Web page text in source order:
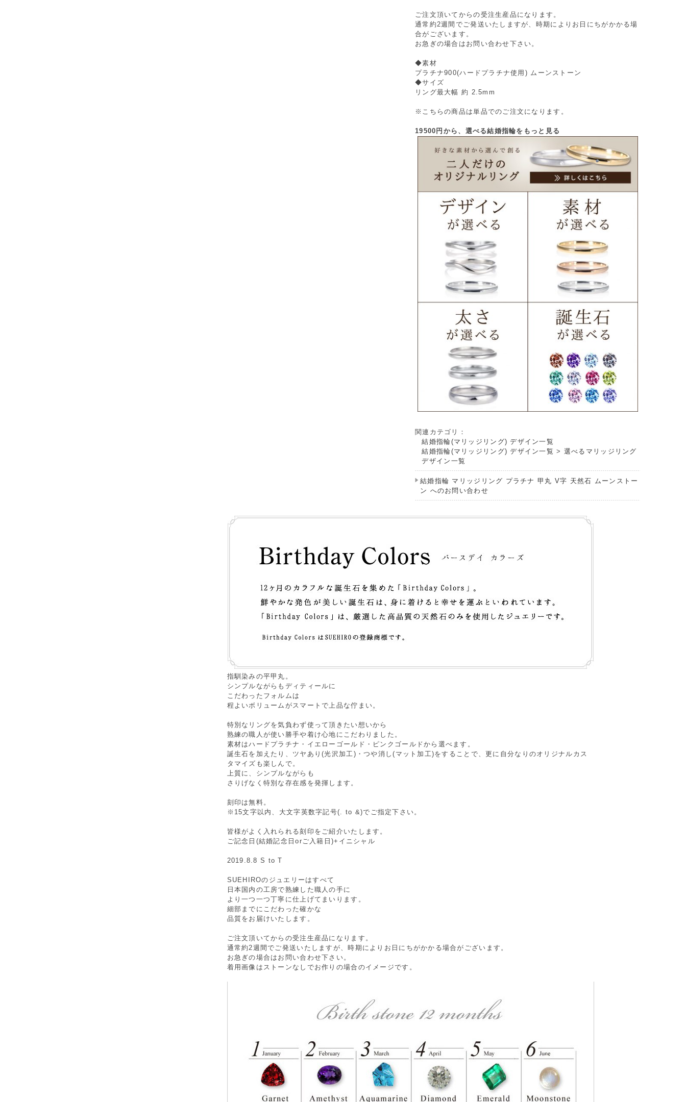
ご注文頂いてからの受注生産品になります。
通常約2週間でご発送いたしますが、時期によりお日にちがかかる場
合がございます。
お急ぎの場合はお問い合わせ下さい。
◆素材
プラチナ900(ハードプラチナ使用) ムーンストーン
◆サイズ
リング最大幅 約 2.5mm
※こちらの商品は単品でのご注文になります。
19500円から、選べる結婚指輪をもっと見る
関連カテゴリ：
結婚指輪(マリッジリング) デザイン一覧
結婚指輪(マリッジリング) デザイン一覧 > 選べるマリッジリング
デザイン一覧
結婚指輪 マリッジリング プラチナ 甲丸 V字 天然石 ムーンストー
ン へのお問い合わせ
指馴染みの平甲丸。
シンプルながらもディティールに
こだわったフォルムは
程よいボリュームがスマートで上品な佇まい。
特別なリングを気負わず使って頂きたい想いから
熟練の職人が使い勝手や着け心地にこだわりました。
素材はハードプラチナ・イエローゴールド・ピンクゴールドから選べます。
誕生石を加えたり、ツヤあり(光沢加工)・つや消し(マット加工)をすることで、更に自分なりのオリジナルカス
タマイズも楽しんで。
上質に、シンプルながらも
さりげなく特別な存在感を発揮します。
刻印は無料。
※15文字以内、大文字英数字記号(. to &)でご指定下さい。
皆様がよく入れられる刻印をご紹介いたします。
ご記念日(結婚記念日orご入籍日)+イニシャル
2019.8.8 S to T
SUEHIROのジュエリーはすべて
日本国内の工房で熟練した職人の手に
より一つ一つ丁寧に仕上げてまいります。
細部までにこだわった確かな
品質をお届けいたします。
ご注文頂いてからの受注生産品になります。
通常約2週間でご発送いたしますが、時期によりお日にちがかかる場合がございます。
お急ぎの場合はお問い合わせ下さい。
着用画像はストーンなしでお作りの場合のイメージです。